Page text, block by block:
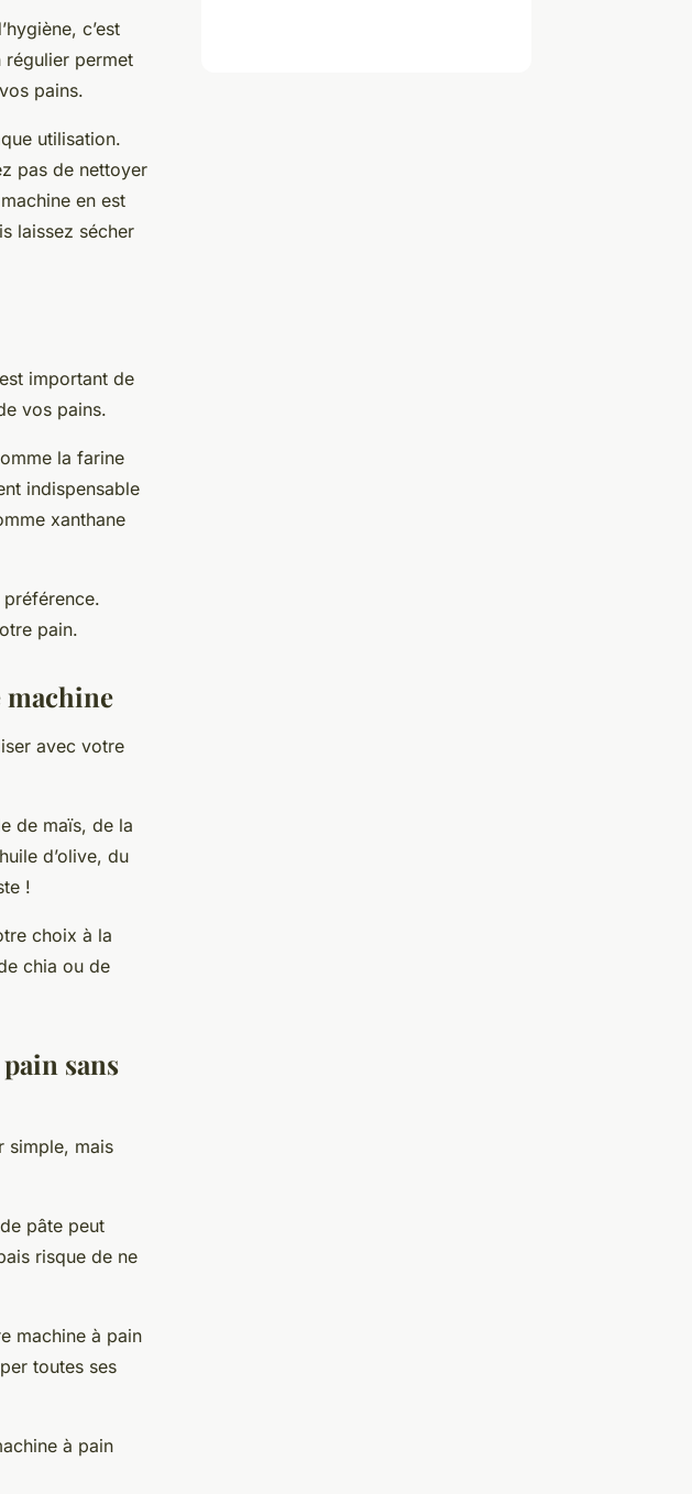
c’est
régulier permet
pains.
utilisation.
pas de nettoyer
en est
laissez sécher
important de
vos pains.
la farine
indispensable
xanthane
pain.
machine
avec votre
de maïs, de la
d’olive, du
!
choix à la
chia ou de
sans
simple, mais
de pâte peut
risque de ne
machine à pain
toutes ses
à pain